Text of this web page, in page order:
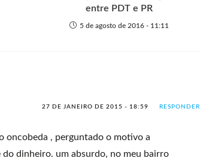
entre PDT e PR
5 de agosto de 2016 - 11:11
27 DE JANEIRO DE 2015 - 18:59 RESPONDER
oncobeda , perguntado o motivo a
dinheiro. um absurdo, no meu bairro